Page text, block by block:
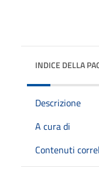
INDICE DELLA
Descrizione
A cura di
Contenuti